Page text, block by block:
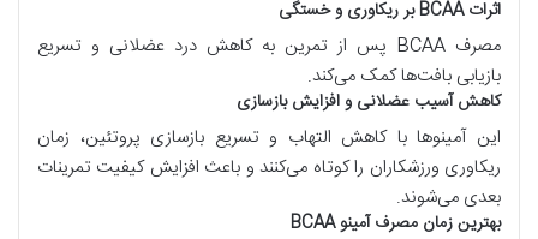
اثراتBCAAبر ریکاوری و خستگی
مصرف BCAA پس از تمرین به کاهش درد عضلانی و تسریع
بازیابی بافت‌ها کمک می‌کند.
کاهش آسیب عضلانی و افزایش بازسازی
این آمینوها با کاهش التهاب و تسریع بازسازی پروتئین، زمان
ریکاوری ورزشکاران را کوتاه می‌کنند و باعث افزایش کیفیت تمرینات
بعدی می‌شوند.
بهترین زمان مصرف آمینوBCAA